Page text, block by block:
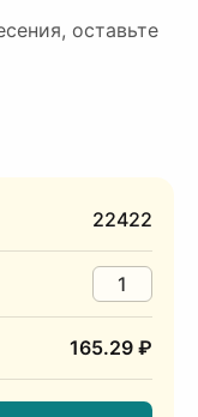
оставьте
22422
165.29 ₽